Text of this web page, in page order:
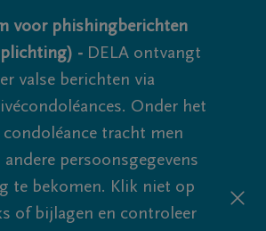
voor phishingberichten
- DELA ontvangt
valse berichten via
Onder het
condoléance tracht men
andere persoonsgegevens
te bekomen. Klik niet op
of bijlagen en controleer